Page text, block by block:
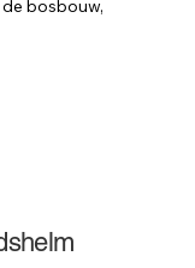
bosbouw,